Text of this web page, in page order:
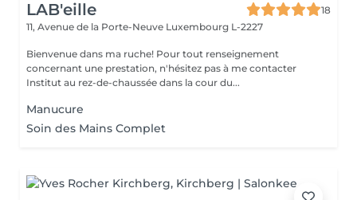
LAB'eille
18
11, Avenue de la Porte-Neuve Luxembourg L-2227
Bienvenue dans ma ruche! Pour tout renseignement
concernant une prestation, n'hésitez pas à me contacter
Institut au rez-de-chaussée dans la cour du...
Manucure
Soin des Mains Complet